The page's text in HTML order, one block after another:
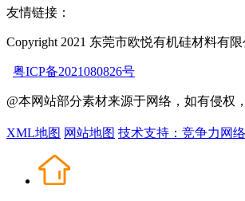
友情链接：
Copyright 2021 东莞市欧悦有机硅材料有
粤ICP备2021080826号
@本网站部分素材来源于网络，如有侵权
XML地图 网站地图 技术支持：竞争力网络